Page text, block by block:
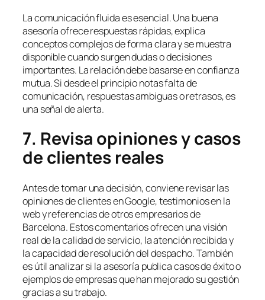
La comunicación fluida es esencial. Una buena
asesoría ofrece respuestas rápidas, explica
conceptos complejos de forma clara y se muestra
disponible cuando surgen dudas o decisiones
importantes. La relación debe basarse en confianza
mutua. Si desde el principio notas falta de
comunicación, respuestas ambiguas o retrasos, es
una señal de alerta.
7. Revisa opiniones y casos
de clientes reales
Antes de tomar una decisión, conviene revisar las
opiniones de clientes en Google, testimonios en la
web y referencias de otros empresarios de
Barcelona. Estos comentarios ofrecen una visión
real de la calidad de servicio, la atención recibida y
la capacidad de resolución del despacho. También
es útil analizar si la asesoría publica casos de éxito o
ejemplos de empresas que han mejorado su gestión
gracias a su trabajo.